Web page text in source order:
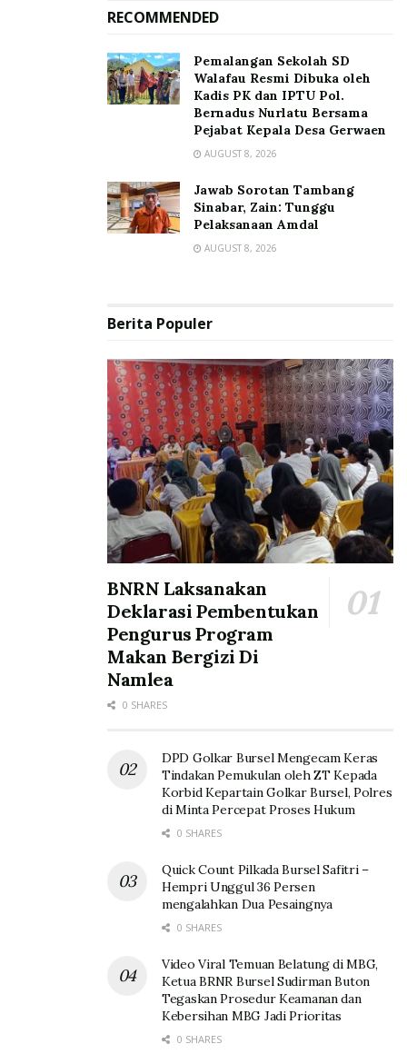
RECOMMENDED
Pemalangan Sekolah SD
Walafau Resmi Dibuka oleh
Kadis PK dan IPTU Pol.
Bernadus Nurlatu Bersama
Pejabat Kepala Desa Gerwaen
AUGUST 8, 2026
Jawab Sorotan Tambang
Sinabar, Zain: Tunggu
Pelaksanaan Amdal
AUGUST 8, 2026
Berita Populer
BNRN Laksanakan
Deklarasi Pembentukan
Pengurus Program
Makan Bergizi Di
Namlea
0 SHARES
DPD Golkar Bursel Mengecam Keras
Tindakan Pemukulan oleh ZT Kepada
Korbid Kepartain Golkar Bursel, Polres
di Minta Percepat Proses Hukum
0 SHARES
Quick Count Pilkada Bursel Safitri –
Hempri Unggul 36 Persen
mengalahkan Dua Pesaingnya
0 SHARES
Video Viral Temuan Belatung di MBG,
Ketua BRNR Bursel Sudirman Buton
Tegaskan Prosedur Keamanan dan
Kebersihan MBG Jadi Prioritas
0 SHARES